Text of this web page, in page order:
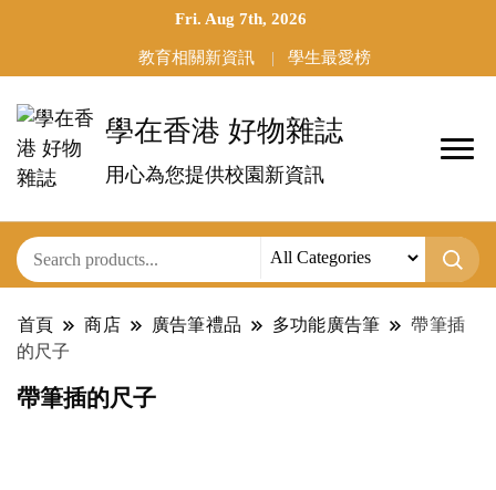
Fri. Aug 7th, 2026
教育相關新資訊 學生最愛榜
學在香港 好物雜誌
用心為您提供校園新資訊
首頁 商店 廣告筆禮品 多功能廣告筆
帶筆插
的尺子
帶筆插的尺子